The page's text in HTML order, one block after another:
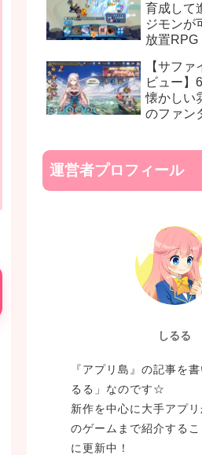
育成して
ジモンが
放置RPG
【サフ
ビュー】
懐かしい
のファン
運営者プロフィール
しるる
『アプリ島』の記事を
るる」なのです☆
新作を中心に大手アプ
のゲームまで紹介する
に更新中！